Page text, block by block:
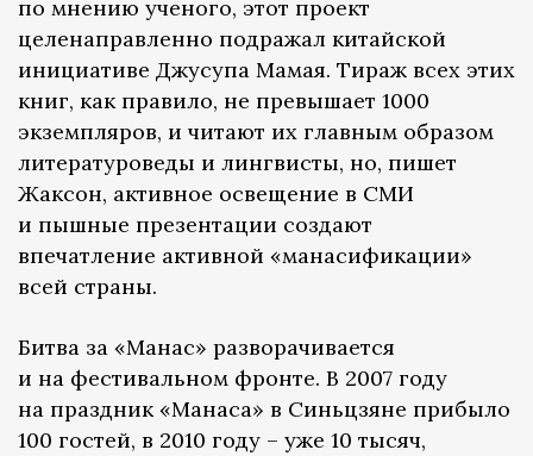
по мнению ученого, этот проект
целенаправленно подражал китайской
инициативе Джусупа Мамая. Тираж всех этих
книг, как правило, не превышает 1000
экземпляров, и читают их главным образом
литературоведы и лингвисты, но, пишет
Жаксон, активное освещение в СМИ
и пышные презентации создают
впечатление активной «манасификации»
всей страны.
Битва за «Манас» разворачивается
и на фестивальном фронте. В 2007 году
на праздник «Манаса» в Синьцзяне прибыло
100 гостей, в 2010 году – уже 10 тысяч,